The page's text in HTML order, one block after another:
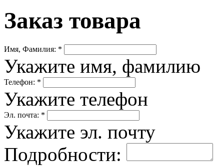
Заказ товара
Имя, Фамилия: *
Укажите имя, фамилию
Телефон: *
Укажите телефон
Эл. почта: *
Укажите эл. почту
Подробности: